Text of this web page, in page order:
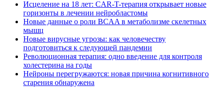
Исцеление на 18 лет: CAR-T-терапия открывает новые
горизонты в лечении нейробластомы
Новые данные о роли BCAA в метаболизме скелетных
мышц
Новые вирусные угрозы: как человечеству
подготовиться к следующей пандемии
Революционная терапия: одно введение для контроля
холестерина на годы
Нейроны перегружаются: новая причина когнитивного
старения обнаружена